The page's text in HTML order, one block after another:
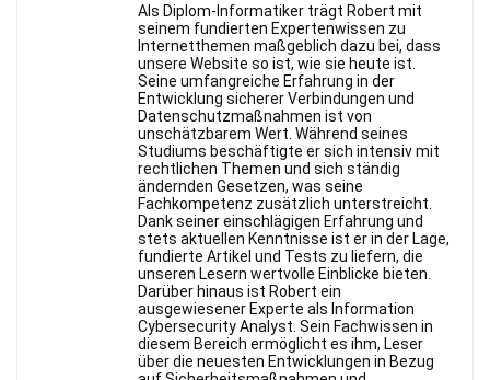
Als Diplom-Informatiker trägt Robert mit
seinem fundierten Expertenwissen zu
Internetthemen maßgeblich dazu bei, dass
unsere Website so ist, wie sie heute ist.
Seine umfangreiche Erfahrung in der
Entwicklung sicherer Verbindungen und
Datenschutzmaßnahmen ist von
unschätzbarem Wert. Während seines
Studiums beschäftigte er sich intensiv mit
rechtlichen Themen und sich ständig
ändernden Gesetzen, was seine
Fachkompetenz zusätzlich unterstreicht.
Dank seiner einschlägigen Erfahrung und
stets aktuellen Kenntnisse ist er in der Lage,
fundierte Artikel und Tests zu liefern, die
unseren Lesern wertvolle Einblicke bieten.
Darüber hinaus ist Robert ein
ausgewiesener Experte als Information
Cybersecurity Analyst. Sein Fachwissen in
diesem Bereich ermöglicht es ihm, Leser
über die neuesten Entwicklungen in Bezug